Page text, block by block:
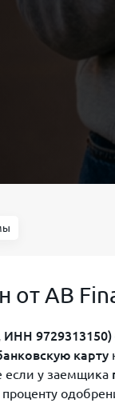
от AB
ИНН 9729313150​)
карту
если у заемщика